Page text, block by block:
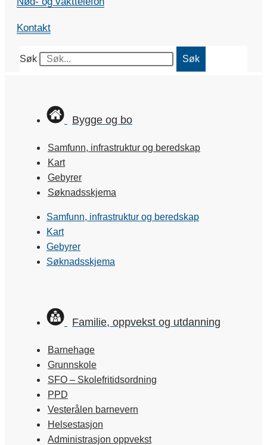
Kontakt
Søk Søk
Bygge og bo
Samfunn, infrastruktur og beredskap
Kart
Gebyrer
Søknadsskjema
Samfunn, infrastruktur og beredskap
Kart
Gebyrer
Søknadsskjema
Familie, oppvekst og utdanning
Barnehage
Grunnskole
SFO – Skolefritidsordning
PPD
Vesterålen barnevern
Helsestasjon
Administrasjon oppvekst